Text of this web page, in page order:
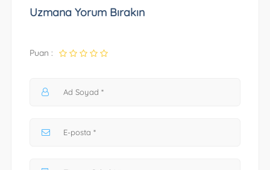
Uzmana Yorum Bırakın
Puan :